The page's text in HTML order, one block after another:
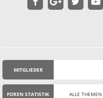
MITGLIEDER
FOREN STATISTIK ALLE THEMEN